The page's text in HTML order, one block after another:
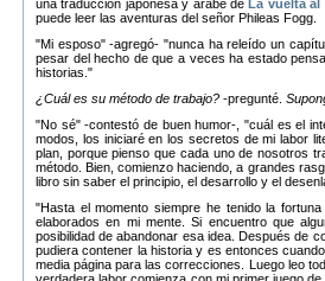
una traducción japonesa y árabe de La vuelta
puede leer las aventuras del señor Phileas Fogg.
Mi esposo -agregó- nunca ha releído un
pesar del hecho de que a veces ha estado
historias.
¿Cuál es su método de trabajo? -pregunté.
No sé -contestó de buen humor-,
cuál es el
modos, los iniciaré en los secretos de mi labor
plan, porque pienso que cada uno de nosotros
método. Bien, comienzo haciendo, a grandes
libro sin saber el principio, el desarrollo y el
Hasta el momento siempre he tenido la
elaborados en mi mente. Si encuentro que
posibilidad de abandonar esa idea. Después de
pudiera contener la historia y es entonces
media página para las correcciones. Luego leo